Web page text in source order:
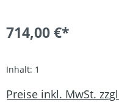
714,00 €*
Inhalt: 1
Preise inkl. MwSt.